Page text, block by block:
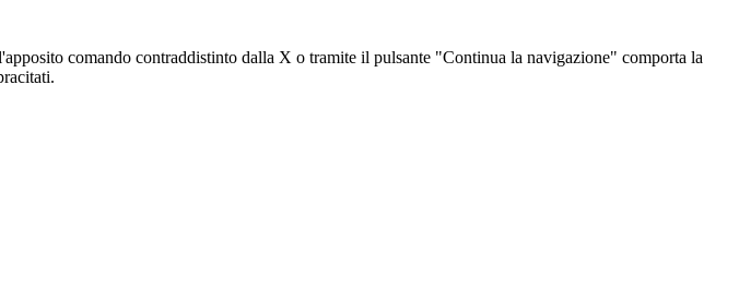
comando contraddistinto dalla X o tramite il pulsante "Continua la navigazione" comporta la